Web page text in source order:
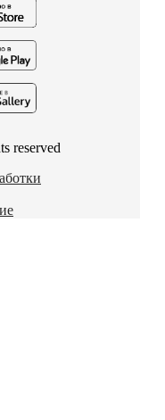
reserved